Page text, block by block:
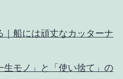
船には頑丈なカッターナ
生モノ」と「使い捨て」の